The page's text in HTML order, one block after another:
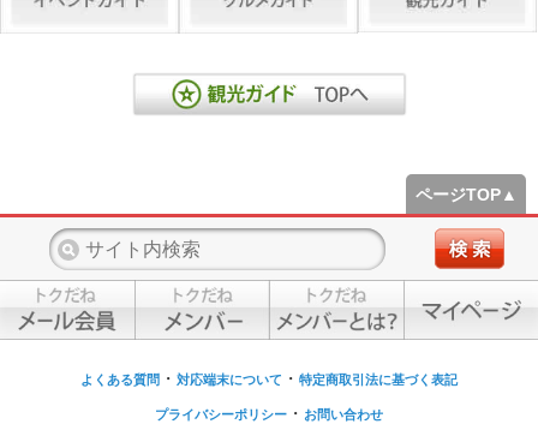
ページTOP▲
よくある質問 ・ 対応端末について ・ 特定商取引法に基づく表記
プライバシーポリシー ・ お問い合わせ